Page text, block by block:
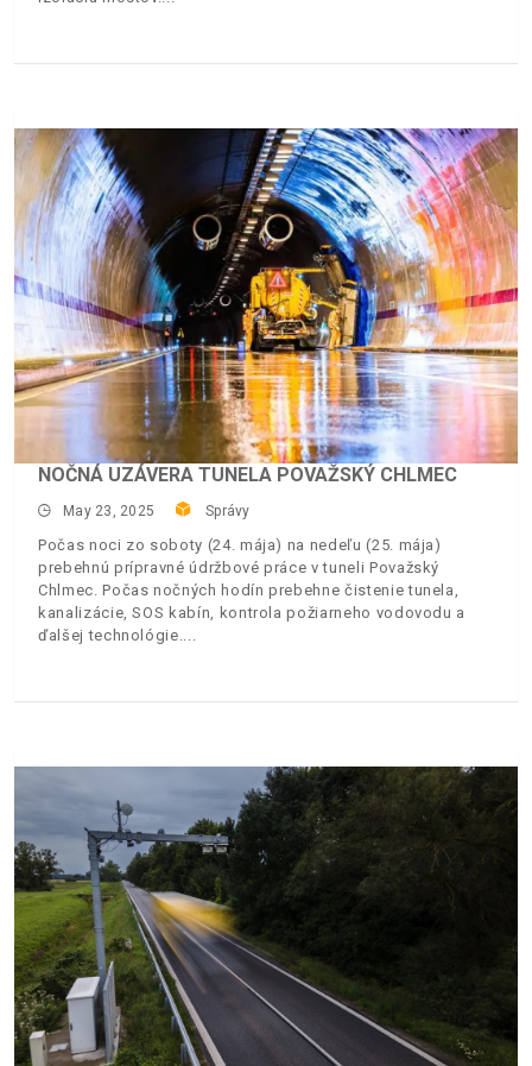
NOČNÁ UZÁVERA TUNELA POVAŽSKÝ CHLMEC
May 23, 2025 Správy
Počas noci zo soboty (24. mája) na nedeľu (25. mája)
prebehnú prípravné údržbové práce v tuneli Považský
Chlmec. Počas nočných hodín prebehne čistenie tunela,
kanalizácie, SOS kabín, kontrola požiarneho vodovodu a
ďalšej technológie.